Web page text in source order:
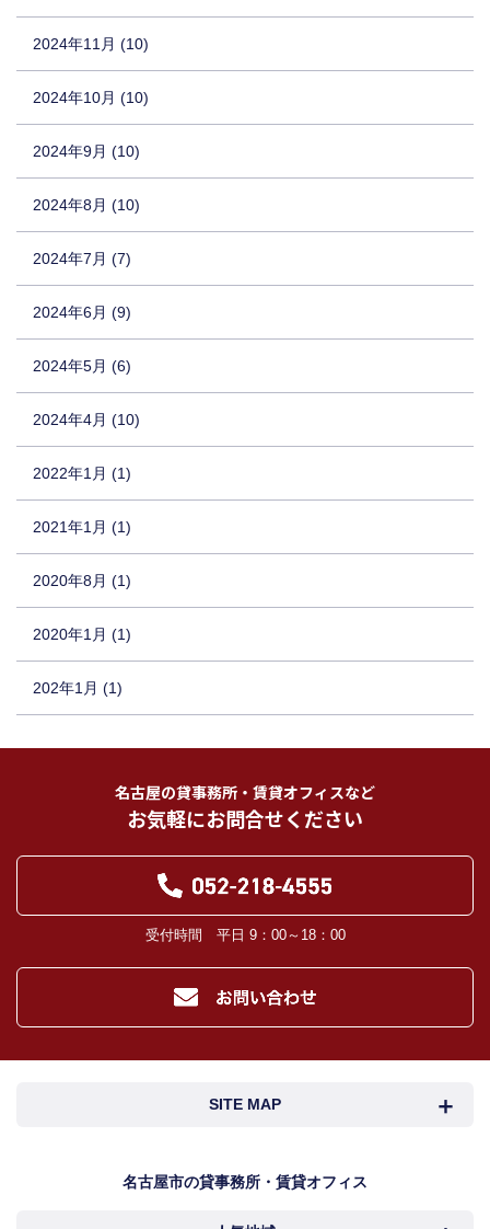
2024年11月 (10)
2024年10月 (10)
2024年9月 (10)
2024年8月 (10)
2024年7月 (7)
2024年6月 (9)
2024年5月 (6)
2024年4月 (10)
2022年1月 (1)
2021年1月 (1)
2020年8月 (1)
2020年1月 (1)
202年1月 (1)
名古屋の貸事務所・賃貸オフィスなど
お気軽にお問合せください
受付時間 平日 9：00～18：00
SITE MAP
名古屋市近郊検索
名古屋市の貸事務所・賃貸オフィス